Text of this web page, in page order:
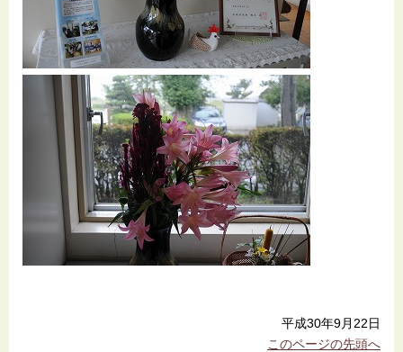
平成30年9月22日
このページの先頭へ